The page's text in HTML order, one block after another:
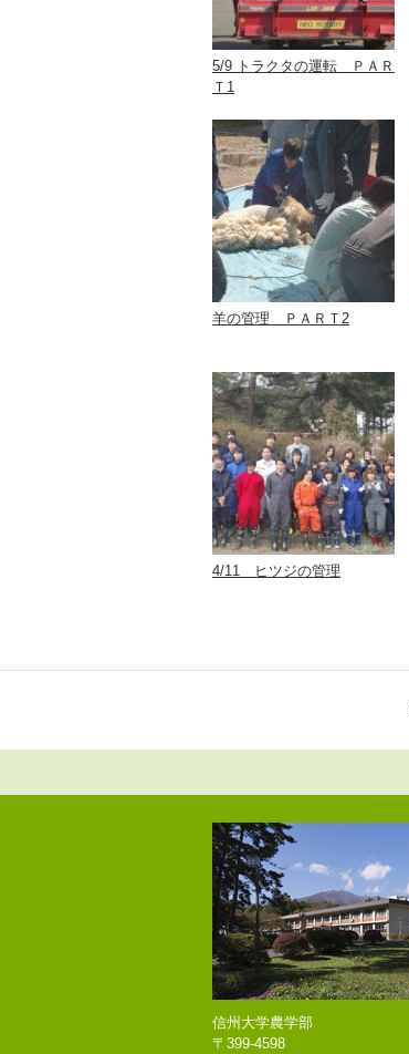
5/9 トラクタの運転 ＰＡＲ
Ｔ1
羊の管理 ＰＡＲＴ2
4/11 ヒツジの管理
信州大学農学部
〒399-4598